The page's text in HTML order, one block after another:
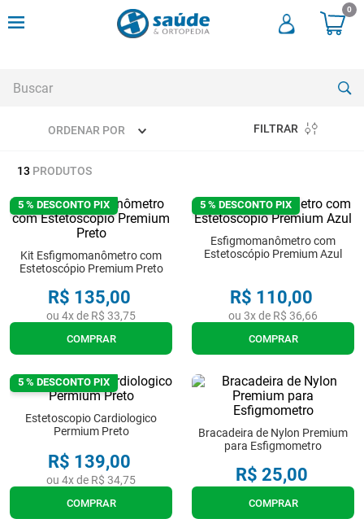
0
ORDENAR POR FILTRAR
13 PRODUTOS
5 % DESCONTO PIX
Kit Esfigmomanômetro com
Estetoscópio Premium Preto
R$ 135,00
ou 4x de R$ 33,75
COMPRAR
5 % DESCONTO PIX
Esfigmomanômetro com
Estetoscópio Premium Azul
R$ 110,00
ou 3x de R$ 36,66
COMPRAR
5 % DESCONTO PIX
Estetoscopio Cardiologico
Permium Preto
R$ 139,00
ou 4x de R$ 34,75
COMPRAR
Bracadeira de Nylon Premium
para Esfigmometro
R$ 25,00
COMPRAR
1º
andadores
2º
meia compressao
cadeira rodas
4º
cadeira higienica
tipoia
6º
muleta
munique
8º
almofadas
imobilizador joelho
ortese polegar punho